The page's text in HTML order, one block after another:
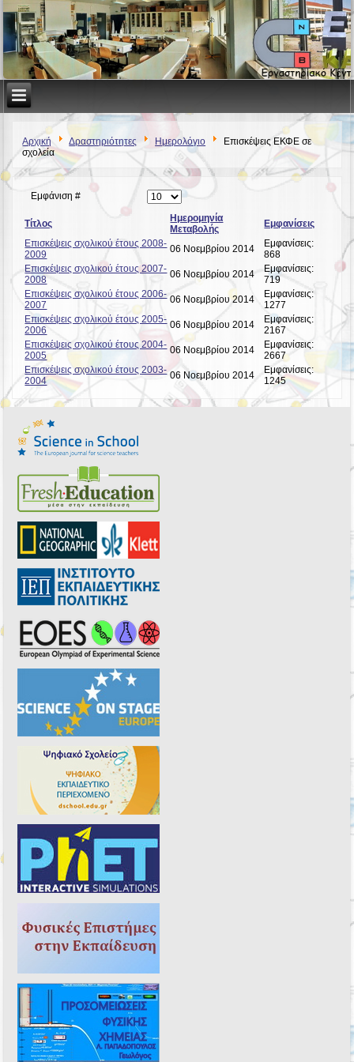
Αρχική Δραστηριότητες Ημερολόγιο
Επισκέψεις ΕΚΦΕ σε
σχολεία
Εμφάνιση #
Τίτλος
Ημερομηνία
Μεταβολής
Εμφανίσεις
Επισκέψεις σχολικού έτους 2008-
2009
06 Νοεμβρίου 2014
Εμφανίσεις:
868
Επισκέψεις σχολικού έτους 2007-
2008
06 Νοεμβρίου 2014
Εμφανίσεις:
719
Επισκέψεις σχολικού έτους 2006-
2007
06 Νοεμβρίου 2014
Εμφανίσεις:
1277
Επισκέψεις σχολικού έτους 2005-
2006
06 Νοεμβρίου 2014
Εμφανίσεις:
2167
Επισκέψεις σχολικού έτους 2004-
2005
06 Νοεμβρίου 2014
Εμφανίσεις:
2667
Επισκέψεις σχολικού έτους 2003-
2004
06 Νοεμβρίου 2014
Εμφανίσεις:
1245